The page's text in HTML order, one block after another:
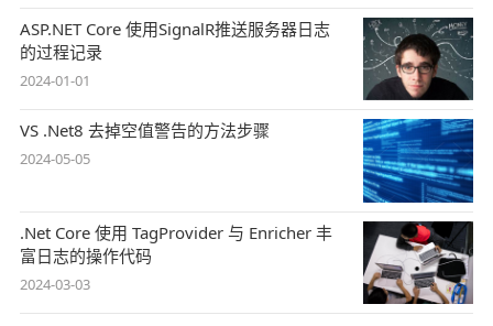
ASP.NET Core 使用SignalR推送服务器日志
的过程记录
2024-01-01
VS .Net8 去掉空值警告的方法步骤
2024-05-05
.Net Core 使用 TagProvider 与 Enricher 丰
富日志的操作代码
2024-03-03